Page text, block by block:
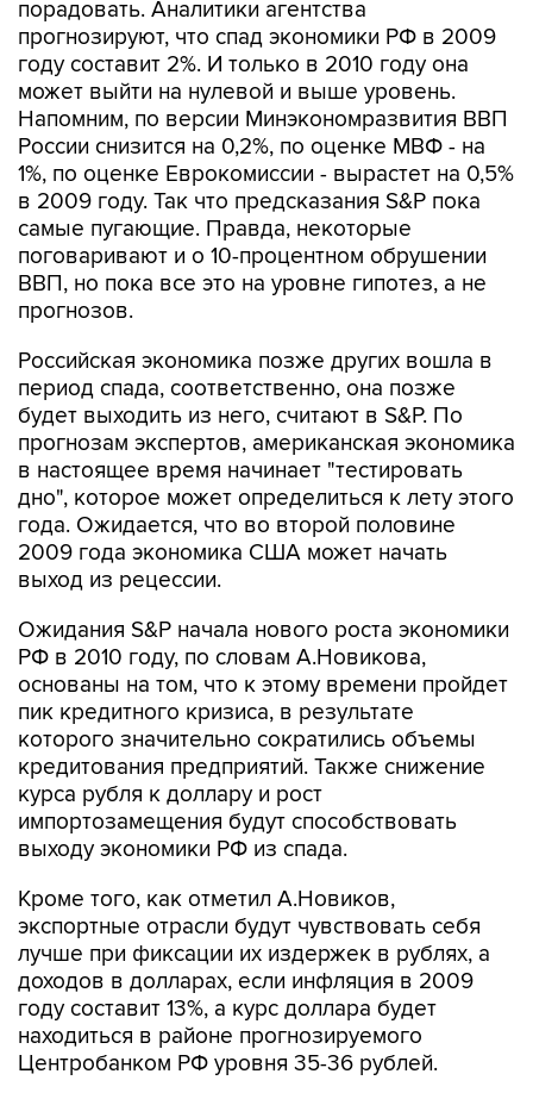
порадовать. Аналитики агентства
прогнозируют, что спад экономики РФ в 2009
году составит 2%. И только в 2010 году она
может выйти на нулевой и выше уровень.
Напомним, по версии Минэкономразвития ВВП
России снизится на 0,2%, по оценке МВФ - на
1%, по оценке Еврокомиссии - вырастет на 0,5%
в 2009 году. Так что предсказания S&P пока
самые пугающие. Правда, некоторые
поговаривают и о 10-процентном обрушении
ВВП, но пока все это на уровне гипотез, а не
прогнозов.
Российская экономика позже других вошла в
период спада, соответственно, она позже
будет выходить из него, считают в S&P. По
прогнозам экспертов, американская экономика
в настоящее время начинает "тестировать
дно", которое может определиться к лету этого
года. Ожидается, что во второй половине
2009 года экономика США может начать
выход из рецессии.
Ожидания S&P начала нового роста экономики
РФ в 2010 году, по словам А.Новикова,
основаны на том, что к этому времени пройдет
пик кредитного кризиса, в результате
которого значительно сократились объемы
кредитования предприятий. Также снижение
курса рубля к доллару и рост
импортозамещения будут способствовать
выходу экономики РФ из спада.
Кроме того, как отметил А.Новиков,
экспортные отрасли будут чувствовать себя
лучше при фиксации их издержек в рублях, а
доходов в долларах, если инфляция в 2009
году составит 13%, а курс доллара будет
находиться в районе прогнозируемого
Центробанком РФ уровня 35-36 рублей.